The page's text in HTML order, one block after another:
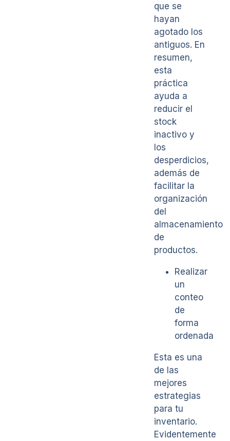
que se
hayan
agotado los
antiguos. En
resumen,
esta
práctica
ayuda a
reducir el
stock
inactivo y
los
desperdicios,
además de
facilitar la
organización
del
almacenamiento
de
productos.
Realizar
un
conteo
de
forma
ordenada
Esta es una
de las
mejores
estrategias
para tu
inventario.
Evidentemente